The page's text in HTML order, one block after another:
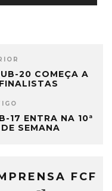
20 COMEÇA A
17 ENTRA NA 10ª
SEMANA
FCF